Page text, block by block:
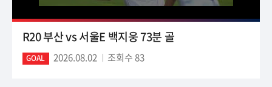
R20 부산 vs 서울E 백지웅 73분 골
GOAL 2026.08.02 조회수 83